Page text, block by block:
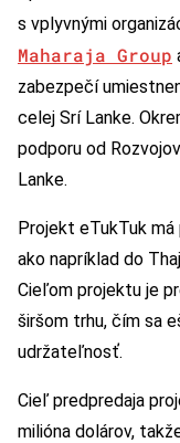
s vplyvnými
Maharaja Group
zabezpečí
celej Srí Lanke.
podporu od
Lanke.
Projekt eTukTuk má
ako napríklad do
Cieľom projektu je
širšom trhu, čím sa
udržateľnosť.
Cieľ predpredaja
milióna dolárov,